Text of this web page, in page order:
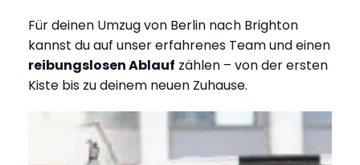
Für deinen Umzug von Berlin nach Brighton
kannst du auf unser erfahrenes Team und einen
reibungslosen Ablauf zählen – von der ersten
Kiste bis zu deinem neuen Zuhause.